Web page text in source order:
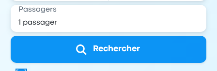
Passagers
Rechercher